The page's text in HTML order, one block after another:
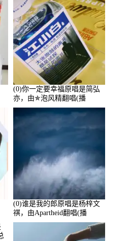
(0)你一定要幸福原唱是简弘
亦，由✯泡风精翻唱(播
放:102381)
(0)谁是我的郎原唱是杨梓文
祺，由Apartheid翻唱(播
放:94178)